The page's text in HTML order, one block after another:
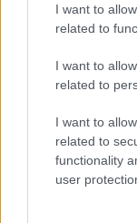
I want to
related to
I want to
related to
I want to
related to
functionality
user
Labākās
Publicēts
Atrast
jūsu
patīkamu
apvieno
motivāciju un